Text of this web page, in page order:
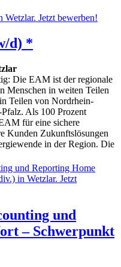
d) *
Die EAM ist der regionale
Menschen in weiten Teilen
Teilen von Nordrhein-
Als 100 Prozent
für eine sichere
Kunden Zukunftslösungen
in der Region. Die
und
– Schwerpunkt